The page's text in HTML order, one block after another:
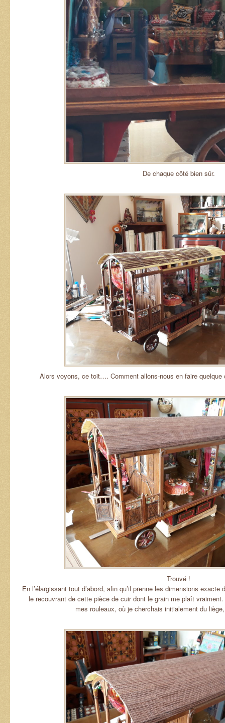
De chaque côté bien sûr.
Alors voyons, ce toit…. Comment allons-nous en faire
Trouvé !
En l’élargissant tout d’abord, afin qu’il prenne les dimensions exacte
le recouvrant de cette pièce de cuir dont le grain me plaît
mes rouleaux, où je cherchais initialement du